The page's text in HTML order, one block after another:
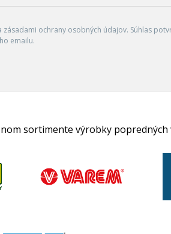
ochrany osobných údajov. Súhlas
emailu.
sortimente výrobky popredných